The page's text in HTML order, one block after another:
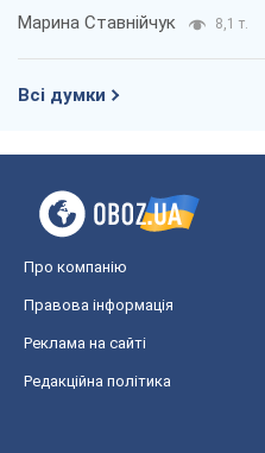
Марина Ставнійчук 8,1 т.
Всі думки
Про компанію
Правова інформація
Реклама на сайті
Редакційна політика